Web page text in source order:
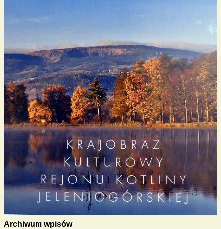
Archiwum wpisów